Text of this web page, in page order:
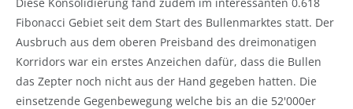
Fibonacci Gebiet seit dem Start des Bullenmarktes statt. Der
Ausbruch aus dem oberen Preisband des dreimonatigen
Korridors war ein erstes Anzeichen dafür, dass die Bullen
das Zepter noch nicht aus der Hand gegeben hatten. Die
einsetzende Gegenbewegung welche bis an die 52'000er